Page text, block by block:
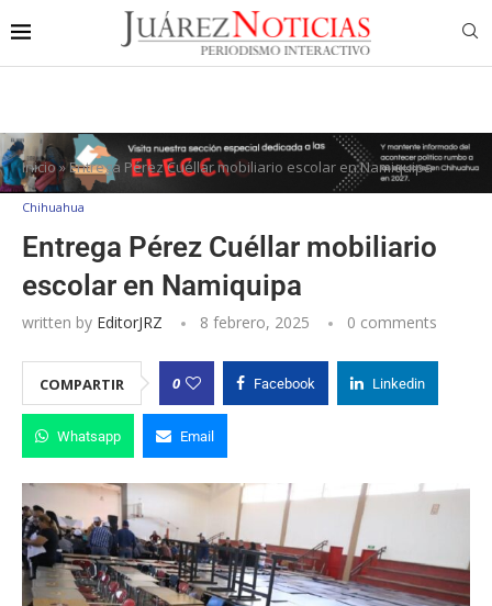
Inicio»Entrega Pérez Cuéllar mobiliario escolar en Namiquipa
Chihuahua
Entrega Pérez Cuéllar mobiliario
escolar en Namiquipa
written by EditorJRZ 8 febrero, 2025 0 comments
COMPARTIR 0 Facebook Linkedin
Whatsapp Email